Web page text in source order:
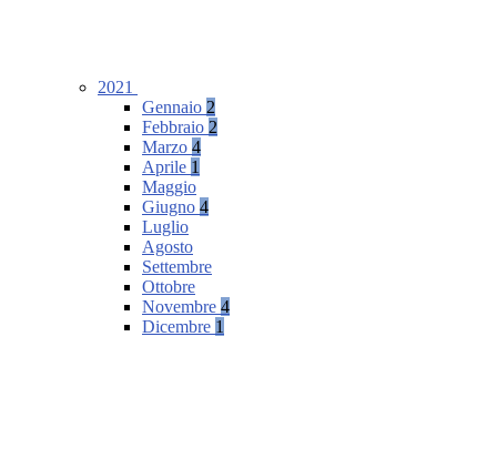
2021
Gennaio 2
Febbraio 2
Marzo 4
Aprile 1
Maggio
Giugno 4
Luglio
Agosto
Settembre
Ottobre
Novembre 4
Dicembre 1